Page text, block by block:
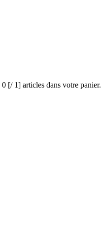
0 [/ 1] articles dans votre panier.